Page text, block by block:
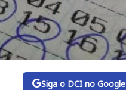
Siga o DCI no Google